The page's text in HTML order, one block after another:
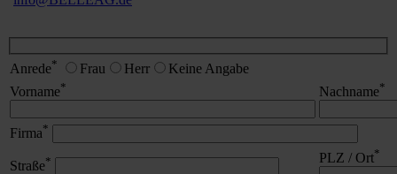
Anrede* Frau Herr
Keine Angabe
Vorname* Nachname*
Firma*
Straße* PLZ / Ort*